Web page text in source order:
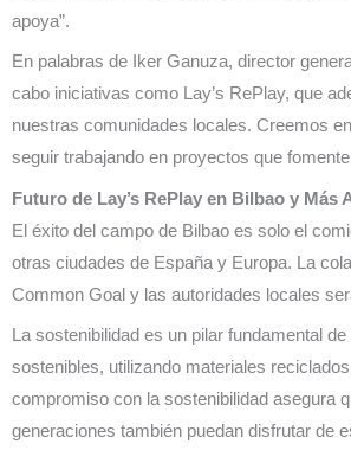
apoya”.
En palabras de Iker Ganuza, director
cabo iniciativas como Lay’s RePlay, que
nuestras comunidades locales. Creemos
seguir trabajando en proyectos que
Futuro de Lay’s RePlay en Bilbao y Más
El éxito del campo de Bilbao es solo el
otras ciudades de España y Europa. La
Common Goal y las autoridades locales
La sostenibilidad es un pilar fundamental
sostenibles, utilizando materiales
compromiso con la sostenibilidad asegura
generaciones también puedan disfrutar de